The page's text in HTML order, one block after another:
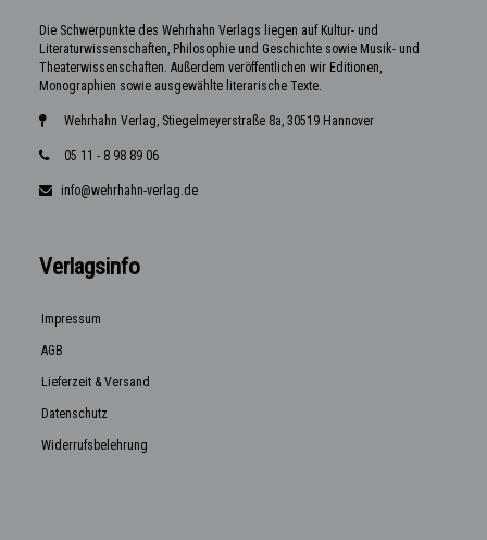
Die Schwerpunkte des Wehrhahn Verlags liegen auf Kultur- und
Literaturwissenschaften, Philosophie und Geschichte sowie Musik- und
Theaterwissenschaften. Außerdem veröffentlichen wir Editionen,
Monographien sowie ausgewählte literarische Texte.
Wehrhahn Verlag, Stiegelmeyerstraße 8a, 30519 Hannover
05 11 - 8 98 89 06
info@wehrhahn-verlag.de
Verlagsinfo
Impressum
AGB
Lieferzeit & Versand
Datenschutz
Widerrufsbelehrung